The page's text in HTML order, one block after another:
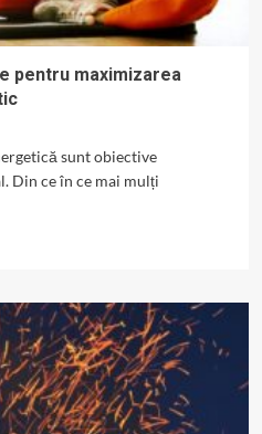
pentru maximizarea
sunt obiective
Din ce în ce mai mulți